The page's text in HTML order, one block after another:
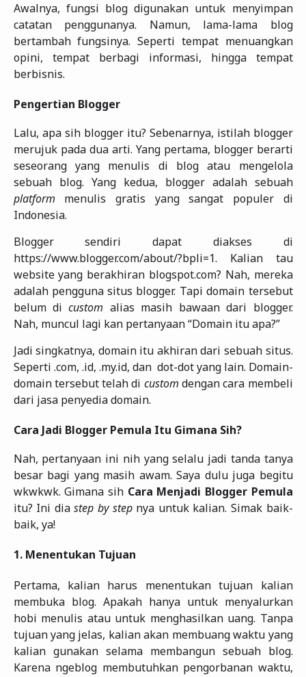
Awalnya, fungsi blog digunakan untuk menyimpan
catatan penggunanya. Namun, lama-lama blog
bertambah fungsinya. Seperti tempat menuangkan
opini, tempat berbagi informasi, hingga tempat
berbisnis.
Pengertian Blogger
Lalu, apa sih blogger itu? Sebenarnya, istilah blogger
merujuk pada dua arti. Yang pertama, blogger berarti
seseorang yang menulis di blog atau mengelola
sebuah blog. Yang kedua, blogger adalah sebuah
platform menulis gratis yang sangat populer di
Indonesia.
Blogger sendiri dapat diakses di
https://www.blogger.com/about/?bpli=1. Kalian tau
website yang berakhiran blogspot.com? Nah, mereka
adalah pengguna situs blogger. Tapi domain tersebut
belum dicustom alias masih bawaan dari blogger.
Nah, muncul lagi kan pertanyaan “Domain itu apa?”
Jadi singkatnya, domain itu akhiran dari sebuah situs.
Seperti .com, .id, .my.id, dan dot-dot yang lain. Domain-
domain tersebut telah di custom dengan cara membeli
dari jasa penyedia domain.
Cara Jadi Blogger Pemula Itu Gimana Sih?
Nah, pertanyaan ini nih yang selalu jadi tanda tanya
besar bagi yang masih awam. Saya dulu juga begitu
wkwkwk. Gimana sih Cara Menjadi Blogger Pemula
itu? Ini diastep by step nya untuk kalian. Simak baik-
baik, ya!
1. Menentukan Tujuan
Pertama, kalian harus menentukan tujuan kalian
membuka blog. Apakah hanya untuk menyalurkan
hobi menulis atau untuk menghasilkan uang. Tanpa
tujuan yang jelas, kalian akan membuang waktu yang
kalian gunakan selama membangun sebuah blog.
Karena ngeblog membutuhkan pengorbanan waktu,